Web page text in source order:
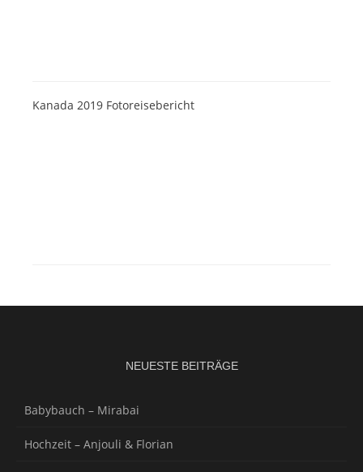
Kanada 2019 Fotoreisebericht
NEUESTE BEITRÄGE
Babybauch – Mirabai
Hochzeit – Anjouli & Florian